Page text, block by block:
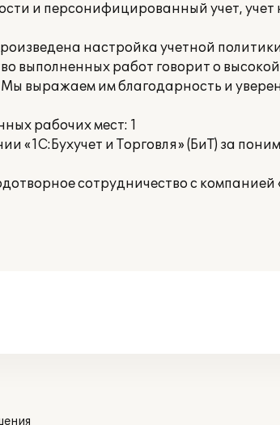
и персонифицированный учет, учет
настройка учетной
выполненных работ говорит о
Мы выражаем им благодарность и
рабочих мест: 1
«1С:Бухучет и Торговля» (БиТ) за
сотрудничество с компанией